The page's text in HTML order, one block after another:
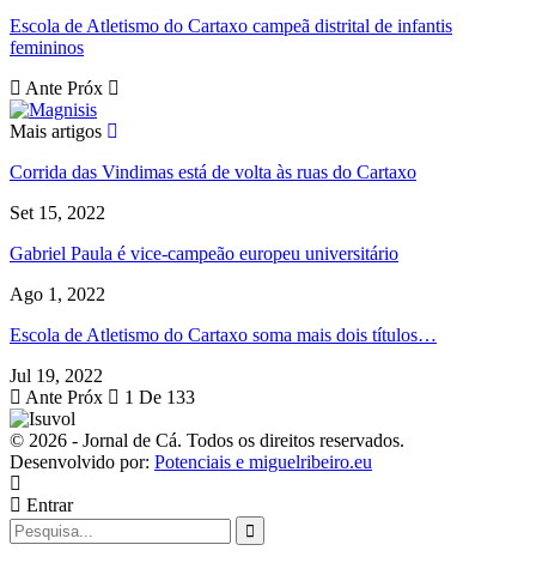
Escola de Atletismo do Cartaxo campeã distrital de infantis
femininos
Ante Próx
Mais artigos
Corrida das Vindimas está de volta às ruas do Cartaxo
Set 15, 2022
Gabriel Paula é vice-campeão europeu universitário
Ago 1, 2022
Escola de Atletismo do Cartaxo soma mais dois títulos…
Jul 19, 2022
Ante Próx 1 De 133
© 2026 - Jornal de Cá. Todos os direitos reservados.
Desenvolvido por: Potenciais e miguelribeiro.eu
Entrar